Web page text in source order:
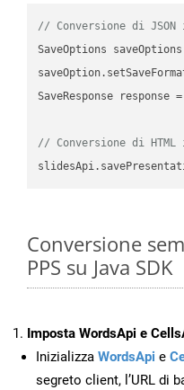
// Conversione di JSON
SaveOptions
SaveResponse
// Conversione di HTML
Conversione
PPS su Java SDK
Imposta WordsApi e
Inizializza WordsApi e
segreto client, l’URL di